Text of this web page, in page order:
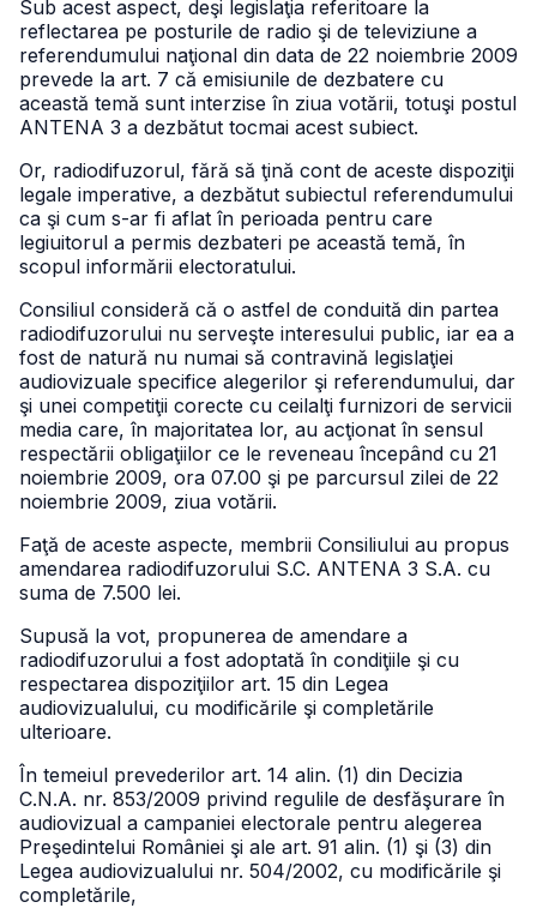
Sub acest aspect, deşi legislaţia referitoare la
reflectarea pe posturile de radio şi de televiziune a
referendumului naţional din data de 22 noiembrie 2009
prevede la art. 7 că emisiunile de dezbatere cu
această temă sunt interzise în ziua votării, totuşi postul
ANTENA 3 a dezbătut tocmai acest subiect.
Or, radiodifuzorul, fără să ţină cont de aceste dispoziţii
legale imperative, a dezbătut subiectul referendumului
ca şi cum s-ar fi aflat în perioada pentru care
legiuitorul a permis dezbateri pe această temă, în
scopul informării electoratului.
Consiliul consideră că o astfel de conduită din partea
radiodifuzorului nu serveşte interesului public, iar ea a
fost de natură nu numai să contravină legislaţiei
audiovizuale specifice alegerilor şi referendumului, dar
şi unei competiţii corecte cu ceilalţi furnizori de servicii
media care, în majoritatea lor, au acţionat în sensul
respectării obligaţiilor ce le reveneau începând cu 21
noiembrie 2009, ora 07.00 şi pe parcursul zilei de 22
noiembrie 2009, ziua votării.
Faţă de aceste aspecte, membrii Consiliului au propus
amendarea radiodifuzorului S.C. ANTENA 3 S.A. cu
suma de 7.500 lei.
Supusă la vot, propunerea de amendare a
radiodifuzorului a fost adoptată în condiţiile şi cu
respectarea dispoziţiilor art. 15 din Legea
audiovizualului, cu modificările şi completările
ulterioare.
În temeiul prevederilor art. 14 alin. (1) din Decizia
C.N.A. nr. 853/2009 privind regulile de desfăşurare în
audiovizual a campaniei electorale pentru alegerea
Preşedintelui României şi ale art. 91 alin. (1) şi (3) din
Legea audiovizualului nr. 504/2002, cu modificările şi
completările,